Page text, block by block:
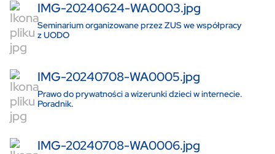
IMG-20240624-WA0003.jpg
Seminarium organizowane przez ZUS we współpracy
z UODO
IMG-20240708-WA0005.jpg
Prawo do prywatności a wizerunki dzieci w internecie.
Poradnik.
IMG-20240708-WA0006.jpg